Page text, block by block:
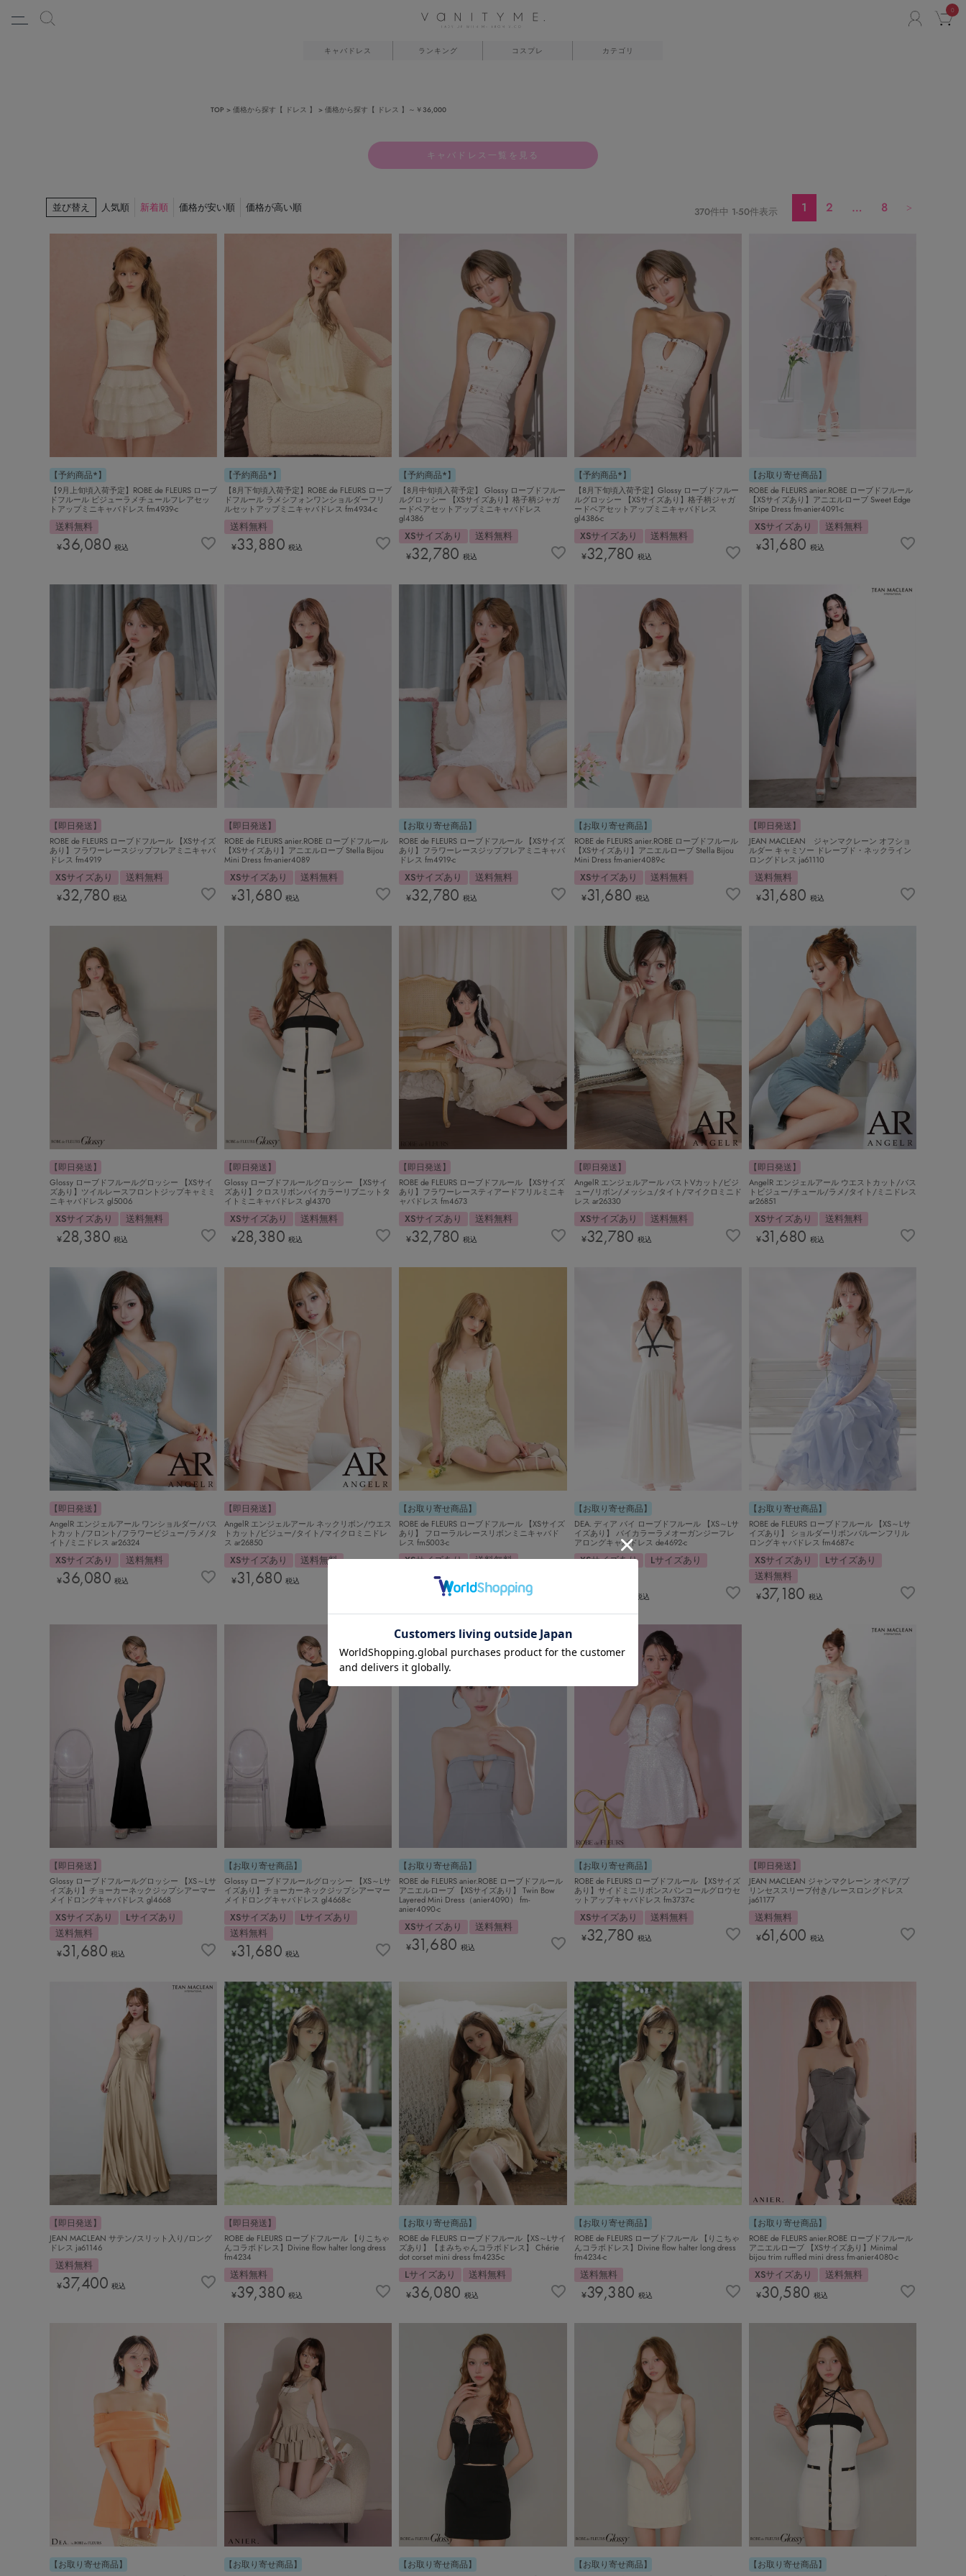
0
キャバドレス ランキング コスプレ カテゴリ
TOP 価格から探す【 ドレス 】 価格から探す【 ドレス 】～￥36,000
キャバドレス一覧を見る
並び替え 人気順 新着順 価格が安い順 価格が高い順 370件中 1-50件表示 1 2 … 8
【予約商品*】
【９月上旬頃入荷予定】ROBE de FLEURS ローブ
ドフルール ビジューラメチュールフレアセッ
トアップミニキャバドレス fm4939-c
送料無料
¥36,080 税込
【予約商品*】
【8月下旬頃入荷予定】ROBE de FLEURS ローブ
ドフルール ラメシフォンワンショルダーフリ
ルセットアップミニキャバドレス fm4934-c
送料無料
¥33,880 税込
【予約商品*】
【8月中旬頃入荷予定】 Glossy ローブドフルー
ルグロッシー 【XSサイズあり】格子柄ジャガ
ードベアセットアップミニキャバドレス
gl4386
XSサイズあり 送料無料
¥32,780 税込
【予約商品*】
【8月下旬頃入荷予定】Glossy ローブドフルー
ルグロッシー 【XSサイズあり】格子柄ジャガ
ードベアセットアップミニキャバドレス
gl4386-c
XSサイズあり 送料無料
¥32,780 税込
【お取り寄せ商品】
ROBE de FLEURS anier.ROBE ローブドフルール
【XSサイズあり】アニエルローブ Sweet Edge
Stripe Dress fm-anier4091-c
XSサイズあり 送料無料
¥31,680 税込
【即日発送】
ROBE de FLEURS ローブドフルール 【XSサイズ
あり】フラワーレースジップフレアミニキャバ
ドレス fm4919
XSサイズあり 送料無料
¥32,780 税込
【即日発送】
ROBE de FLEURS anier.ROBE ローブドフルール
【XSサイズあり】アニエルローブ Stella Bijou
Mini Dress fm-anier4089
XSサイズあり 送料無料
¥31,680 税込
【お取り寄せ商品】
ROBE de FLEURS ローブドフルール 【XSサイズ
あり】フラワーレースジップフレアミニキャバ
ドレス fm4919-c
XSサイズあり 送料無料
¥32,780 税込
【お取り寄せ商品】
ROBE de FLEURS anier.ROBE ローブドフルール
【XSサイズあり】アニエルローブ Stella Bijou
Mini Dress fm-anier4089-c
XSサイズあり 送料無料
¥31,680 税込
【即日発送】
JEAN MACLEAN ジャンマクレーン オフショ
ルダー キャミソー ドレープド・ネックライン
ロングドレス ja61110
送料無料
¥31,680 税込
【即日発送】
Glossy ローブドフルールグロッシー 【XSサイ
ズあり】ツイルレースフロントジップキャミミ
ニキャバドレス gl5006
XSサイズあり 送料無料
¥28,380 税込
【即日発送】
Glossy ローブドフルールグロッシー 【XSサイ
ズあり】クロスリボンバイカラーリブニットタ
イトミニキャバドレス gl4370
XSサイズあり 送料無料
¥28,380 税込
【即日発送】
ROBE de FLEURS ローブドフルール 【XSサイズ
あり】フラワーレースティアードフリルミニキ
ャバドレス fm4673
XSサイズあり 送料無料
¥32,780 税込
【即日発送】
AngelR エンジェルアール バストVカット/ビジ
ュー/リボン/メッシュ/タイト/マイクロミニド
レス ar26330
XSサイズあり 送料無料
¥32,780 税込
【即日発送】
AngelR エンジェルアール ウエストカット/バス
トビジュー/チュール/ラメ/タイト/ミニドレス
ar26851
XSサイズあり 送料無料
¥31,680 税込
【即日発送】
AngelR エンジェルアール ワンショルダー/バス
トカット/フロント/フラワービジュー/ラメ/タ
イト/ミニドレス ar26324
XSサイズあり 送料無料
¥36,080 税込
【即日発送】
AngelR エンジェルアール ネックリボン/ウエス
トカット/ビジュー/タイト/マイクロミニドレ
ス ar26850
XSサイズあり 送料無料
¥31,680 税込
【お取り寄せ商品】
ROBE de FLEURS ローブドフルール 【XSサイズ
あり】 フローラルレースリボンミニキャバド
レス fm5003-c
XSサイズあり 送料無料
31,680 税込
【お取り寄せ商品】
DEA. ディア バイ ローブドフルール 【XS～Lサ
イズあり】 バイカラーラメオーガンジーフレ
アロングキャバドレス de4692-c
XSサイズあり
Lサイズあり
税込
【お取り寄せ商品】
ROBE de FLEURS ローブドフルール 【XS～Lサ
イズあり】 ショルダーリボンバルーンフリル
ロングキャバドレス fm4687-c
XSサイズあり
Lサイズあり
送料無料
¥37,180 税込
【即日発送】
Glossy ローブドフルールグロッシー 【XS～Lサ
イズあり】チョーカーネックジップシアーマー
メイドロングキャバドレス gl4668
XSサイズあり
Lサイズあり
送料無料
¥31,680 税込
【お取り寄せ商品】
Glossy ローブドフルールグロッシー 【XS～Lサ
イズあり】チョーカーネックジップシアーマー
メイドロングキャバドレス gl4668-c
XSサイズあり
Lサイズあり
送料無料
¥31,680 税込
【お取り寄せ商品】
ROBE de FLEURS anier.ROBE ローブドフルール
アニエルローブ 【XSサイズあり】 Twin Bow
Layered Mini Dress（anier4090） fm-
anier4090-c
XSサイズあり 送料無料
¥31,680 税込
【お取り寄せ商品】
ROBE de FLEURS ローブドフルール 【XSサイズ
あり】サイドミニリボンスパンコールグロウセ
ットアップキャバドレス fm3737-c
XSサイズあり 送料無料
¥32,780 税込
【即日発送】
JEAN MACLEAN ジャンマクレーン オベア/プ
リンセススリーブ付き/レースロングドレス
ja61177
送料無料
¥61,600 税込
【即日発送】
JEAN MACLEAN サテン/スリット入り/ロング
ドレス ja61146
送料無料
¥37,400 税込
【即日発送】
ROBE de FLEURS ローブドフルール 【りこちゃ
んコラボドレス】Divine flow halter long dress
fm4234
送料無料
¥39,380 税込
【お取り寄せ商品】
ROBE de FLEURS ローブドフルール【XS～Lサイ
ズあり】【まみちゃんコラボドレス】 Chérie
dot corset mini dress fm4235-c
Lサイズあり 送料無料
¥36,080 税込
【お取り寄せ商品】
ROBE de FLEURS ローブドフルール 【りこちゃ
んコラボドレス】Divine flow halter long dress
fm4234-c
送料無料
¥39,380 税込
【お取り寄せ商品】
ROBE de FLEURS anier.ROBE ローブドフルール
アニエルローブ 【XSサイズあり】Minimal
bijou trim ruffled mini dress fm-anier4080-c
XSサイズあり 送料無料
¥30,580 税込
【お取り寄せ商品】 【お取り寄せ商品】 【お取り寄せ商品】 【お取り寄せ商品】 【お取り寄せ商品】